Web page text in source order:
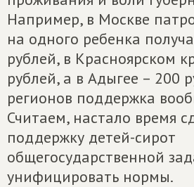
Например, в Москве
на одного ребенка
рублей, в Красноярском
рублей, а в Адыгее – 200
регионов поддержка
Считаем, настало время
поддержку детей-сирот
общегосударственной
унифицировать нормы.